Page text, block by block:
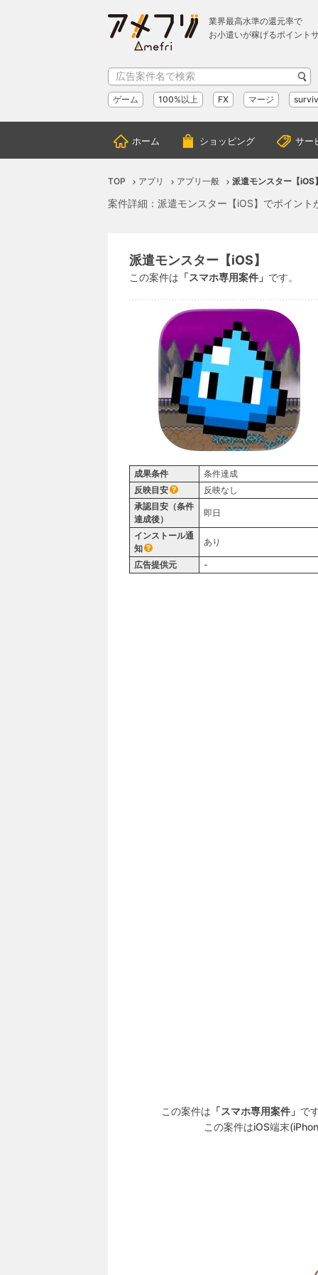
業界最高水準の還元率で
お小遣いが稼げるポイント
ゲーム 100%以上 FX マージ
ホーム ショッピング サー
TOP アプリ アプリ一般 派遣モンスター【iOS
案件詳細：派遣モンスター【iOS】でポイント
派遣モンスター【iOS】
この案件は 「スマホ専用案件」 です。
成果条件
条件達成
反映目安
反映なし
承認目安（条件
達成後）
即日
インストール通
知
あり
広告提供元 -
この案件は 「スマホ専用案件」 で
この案件はiOS端末